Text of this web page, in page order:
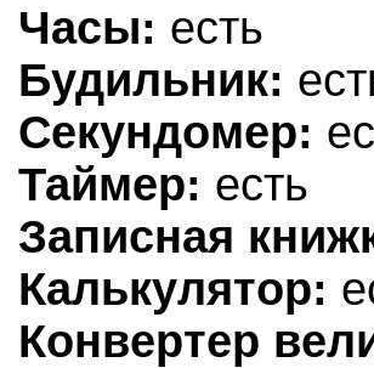
Часы: есть
Будильник:
Секундомер:
Таймер: есть
Записная
Калькулятор:
Конвертер